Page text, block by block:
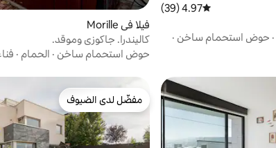
متوسط التقييم 4.97 من 5، 39 مراجعات
4.97 (39)
· حوض استحمام ساخن ·
فيلا في Morille
كاليندرا. جاكوزي وموقد.
حوض استحمام ساخن · الحمام ·
مفضّل لدى الضيوف
مفضّل لدى الضيوف